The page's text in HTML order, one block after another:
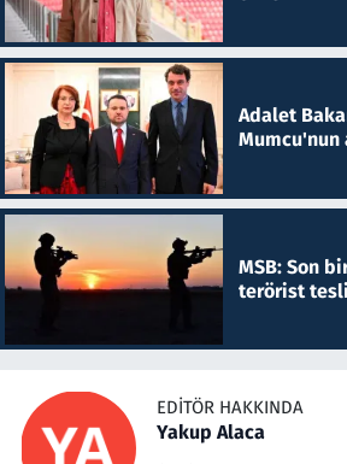
Adalet
MSB: Son
terörist
EDITÖR HAKKINDA
Yakup Alaca